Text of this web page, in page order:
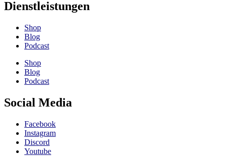
Dienstleistungen
Shop
Blog
Podcast
Shop
Blog
Podcast
Social Media
Facebook
Instagram
Discord
Youtube